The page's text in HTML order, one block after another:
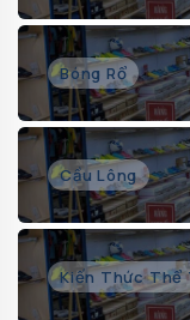
Bóng Rổ
Cầu Lông
Kiến Thức Thể